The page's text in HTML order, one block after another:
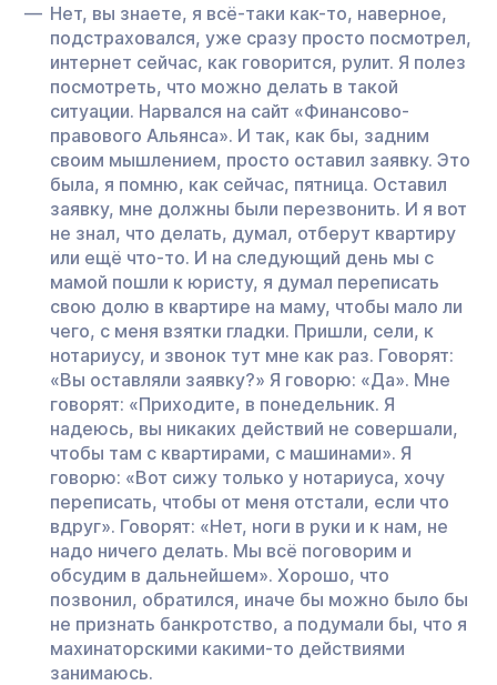
Нет, вы знаете, я всё-таки как-то, наверное,
подстраховался, уже сразу просто посмотрел,
интернет сейчас, как говорится, рулит. Я полез
посмотреть, что можно делать в такой
ситуации. Нарвался на сайт «Финансово-
правового Альянса». И так, как бы, задним
своим мышлением, просто оставил заявку. Это
была, я помню, как сейчас, пятница. Оставил
заявку, мне должны были перезвонить. И я вот
не знал, что делать, думал, отберут квартиру
или ещё что-то. И на следующий день мы с
мамой пошли к юристу, я думал переписать
свою долю в квартире на маму, чтобы мало ли
чего, с меня взятки гладки. Пришли, сели, к
нотариусу, и звонок тут мне как раз. Говорят:
«Вы оставляли заявку?» Я говорю: «Да». Мне
говорят: «Приходите, в понедельник. Я
надеюсь, вы никаких действий не совершали,
чтобы там с квартирами, с машинами». Я
говорю: «Вот сижу только у нотариуса, хочу
переписать, чтобы от меня отстали, если что
вдруг». Говорят: «Нет, ноги в руки и к нам, не
надо ничего делать. Мы всё поговорим и
обсудим в дальнейшем». Хорошо, что
позвонил, обратился, иначе бы можно было бы
не признать банкротство, а подумали бы, что я
махинаторскими какими-то действиями
занимаюсь.